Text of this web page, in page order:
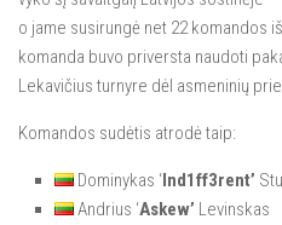
o jame susirungė net 22 komandos
komanda buvo priversta naudoti
Lekavičius turnyre dėl asmeninių
Komandos sudėtis atrodė taip:
Dominykas ‘ Ind1ff3rent’
Andrius ‘Askew’ Levinskas